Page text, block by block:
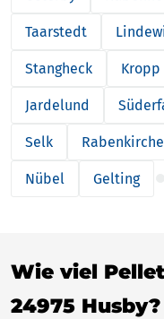
Taarstedt
Stangheck Kropp
Jardelund
Selk
Nübel Gelting
Wie viel
24975 Husby?